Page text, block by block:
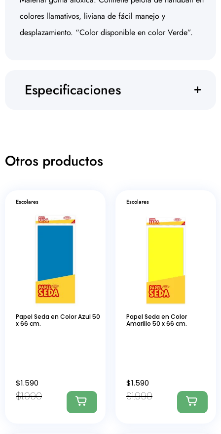
colores llamativos, liviana de fácil manejo y
desplazamiento. “Color disponible en color Verde”.
Especificaciones
Otros productos
Escolares
Papel Seda en Color Azul 50
x 66 cm.
$1.990
$1.590
Escolares
Papel Seda en Color
Amarillo 50 x 66 cm.
$1.990
$1.590